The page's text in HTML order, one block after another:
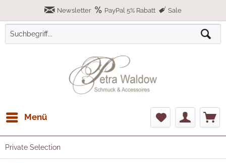
Newsletter PayPal 5% Rabatt Sale
Menü
Private Selection